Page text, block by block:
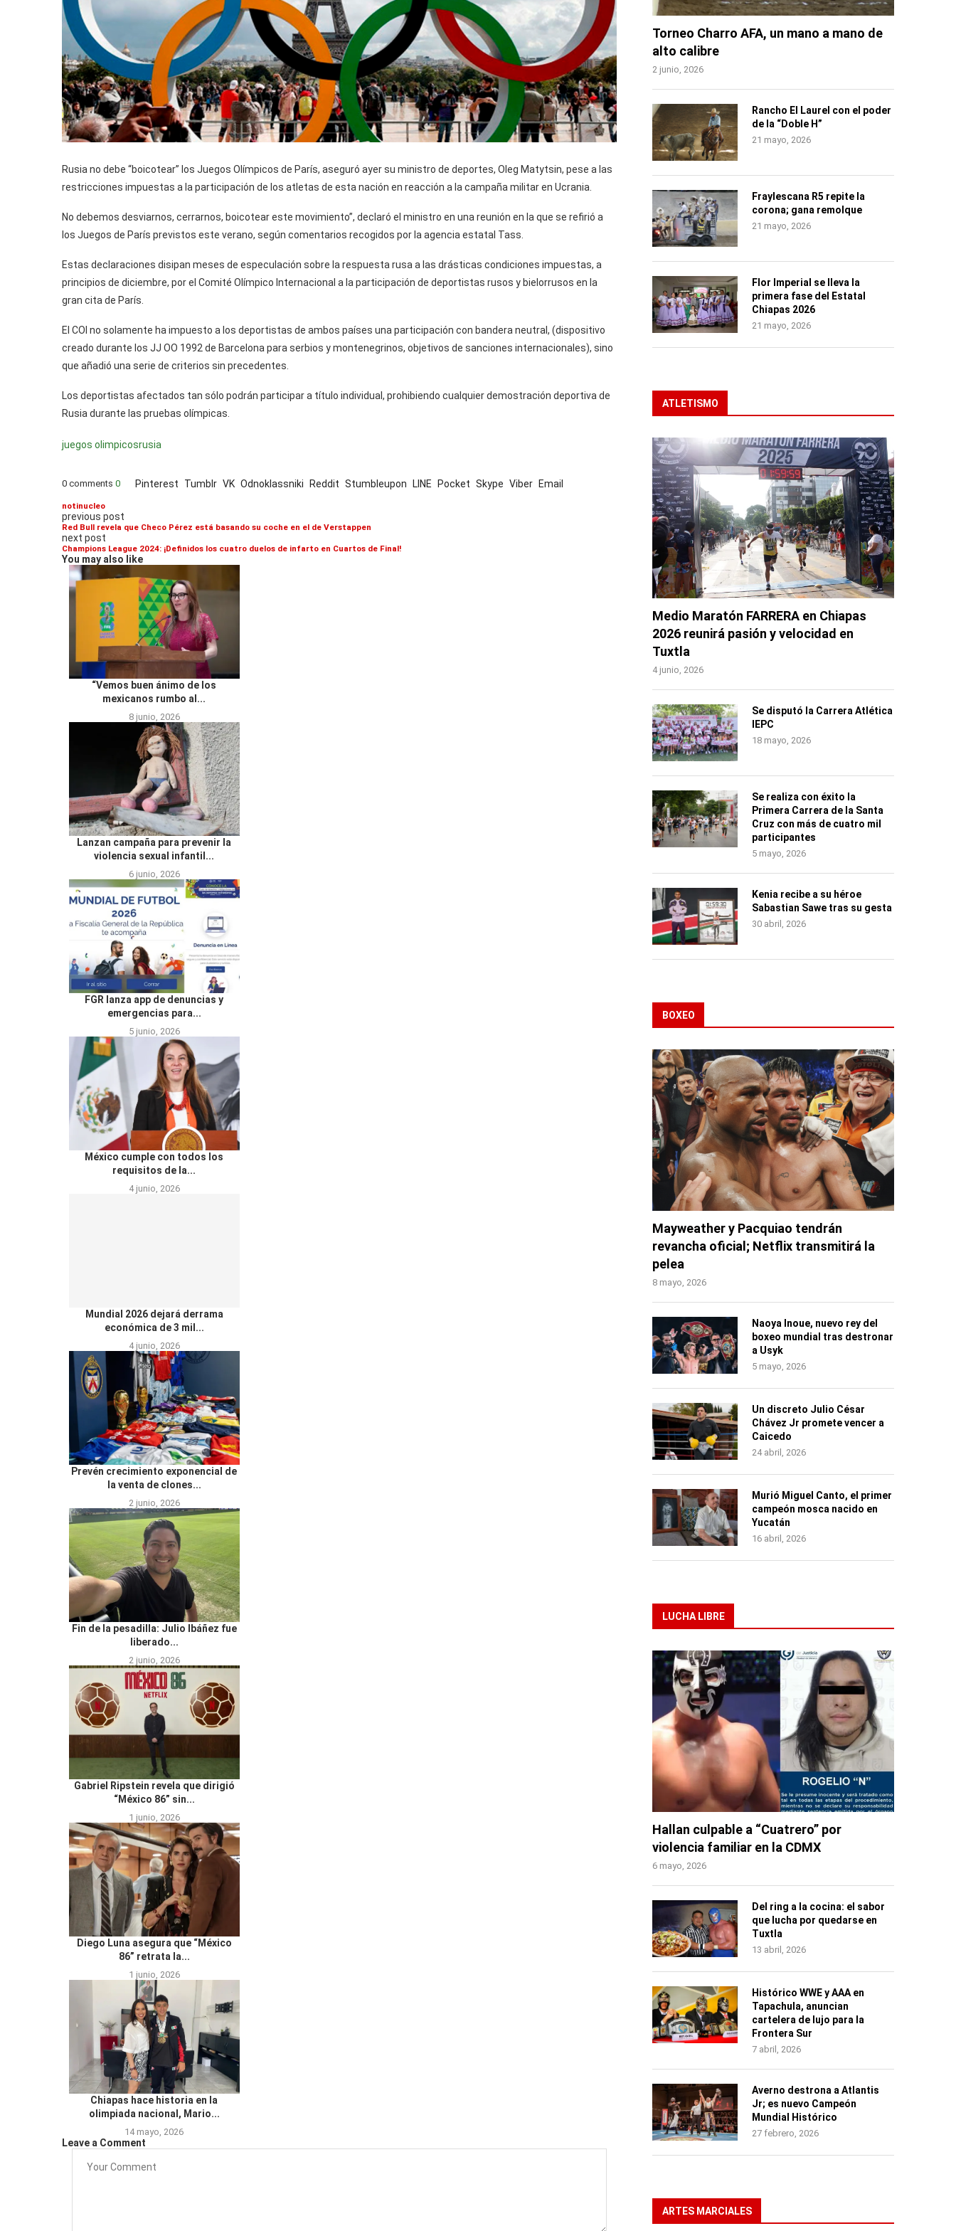
Rusia no debe “boicotear” los Juegos Olímpicos de París, aseguró ayer su ministro de deportes, Oleg Matytsin, pese a las
restricciones impuestas a la participación de los atletas de esta nación en reacción a la campaña militar en Ucrania.
No debemos desviarnos, cerrarnos, boicotear este movimiento”, declaró el ministro en una reunión en la que se refirió a
los Juegos de París previstos este verano, según comentarios recogidos por la agencia estatal Tass.
Estas declaraciones disipan meses de especulación sobre la respuesta rusa a las drásticas condiciones impuestas, a
principios de diciembre, por el Comité Olímpico Internacional a la participación de deportistas rusos y bielorrusos en la
gran cita de París.
El COI no solamente ha impuesto a los deportistas de ambos países una participación con bandera neutral, (dispositivo
creado durante los JJ OO 1992 de Barcelona para serbios y montenegrinos, objetivos de sanciones internacionales), sino
que añadió una serie de criterios sin precedentes.
Los deportistas afectados tan sólo podrán participar a título individual, prohibiendo cualquier demostración deportiva de
Rusia durante las pruebas olímpicas.
juegos olimpicosrusia
0 comments 0 Pinterest Tumblr VK Odnoklassniki Reddit Stumbleupon LINE Pocket Skype Viber Email
notinucleo
previous post
Red Bull revela que Checo Pérez está basando su coche en el de Verstappen
next post
Champions League 2024: ¡Definidos los cuatro duelos de infarto en Cuartos de Final!
You may also like
“Vemos buen ánimo de los
mexicanos rumbo al...
8 junio, 2026
Lanzan campaña para prevenir la
violencia sexual infantil...
6 junio, 2026
FGR lanza app de denuncias y
emergencias para...
5 junio, 2026
México cumple con todos los
requisitos de la...
4 junio, 2026
Mundial 2026 dejará derrama
económica de 3 mil...
4 junio, 2026
Prevén crecimiento exponencial de
la venta de clones...
2 junio, 2026
Fin de la pesadilla: Julio Ibáñez fue
liberado...
2 junio, 2026
Gabriel Ripstein revela que dirigió
“México 86” sin...
1 junio, 2026
Diego Luna asegura que “México
86” retrata la...
1 junio, 2026
Chiapas hace historia en la
olimpiada nacional, Mario...
14 mayo, 2026
Leave a Comment
Torneo Charro AFA, un mano a mano de
alto calibre
2 junio, 2026
Rancho El Laurel con el poder
de la “Doble H”
21 mayo, 2026
Fraylescana R5 repite la
corona; gana remolque
21 mayo, 2026
Flor Imperial se lleva la
primera fase del Estatal
Chiapas 2026
21 mayo, 2026
ATLETISMO
Medio Maratón FARRERA en Chiapas
2026 reunirá pasión y velocidad en
Tuxtla
4 junio, 2026
Se disputó la Carrera Atlética
IEPC
18 mayo, 2026
Se realiza con éxito la
Primera Carrera de la Santa
Cruz con más de cuatro mil
participantes
5 mayo, 2026
Kenia recibe a su héroe
Sabastian Sawe tras su gesta
30 abril, 2026
BOXEO
Mayweather y Pacquiao tendrán
revancha oficial; Netflix transmitirá la
pelea
8 mayo, 2026
Naoya Inoue, nuevo rey del
boxeo mundial tras destronar
a Usyk
5 mayo, 2026
Un discreto Julio César
Chávez Jr promete vencer a
Caicedo
24 abril, 2026
Murió Miguel Canto, el primer
campeón mosca nacido en
Yucatán
16 abril, 2026
LUCHA LIBRE
Hallan culpable a “Cuatrero” por
violencia familiar en la CDMX
6 mayo, 2026
Del ring a la cocina: el sabor
que lucha por quedarse en
Tuxtla
13 abril, 2026
Histórico WWE y AAA en
Tapachula, anuncian
cartelera de lujo para la
Frontera Sur
7 abril, 2026
Averno destrona a Atlantis
Jr; es nuevo Campeón
Mundial Histórico
27 febrero, 2026
ARTES MARCIALES